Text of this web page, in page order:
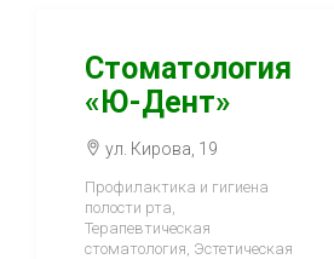
Стоматология
«Ю-Дент»
ул. Кирова, 19
Профилактика и гигиена
полости рта,
Терапевтическая
стоматология, Эстетическая